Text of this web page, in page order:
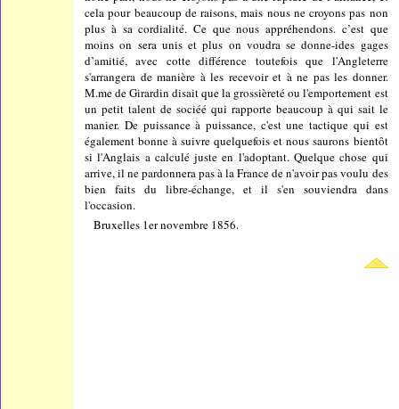
cela pour beaucoup de raisons, mais nous ne croyons pas non
plus à sa cordialité. Ce que nous appréhendons. c’est que
moins on sera unis et plus on voudra se donne-ides gages
d’amitié, avec cotte différence toutefois que l'Angleterre
s'arrangera de manière à les recevoir et à ne pas les donner.
M.me de Girardin disait que la grossièreté ou l'emportement est
un petit talent de sociéé qui rapporte beaucoup à qui sait le
manier. De puissance à puissance, c'est une tactique qui est
également bonne à suivre quelquefois et nous saurons bientôt
si l'Anglais a calculé juste en l'adoptant. Quelque chose qui
arrive, il ne pardonnera pas à la France de n'avoir pas voulu des
bien faits du libre-échange, et il s'en souviendra dans
l'occasion.
Bruxelles 1er novembre 1856.